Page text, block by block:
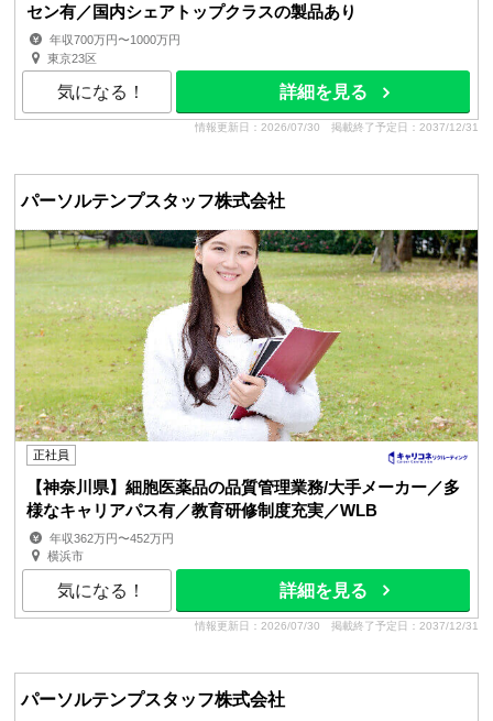
セン有／国内シェアトップクラスの製品あり
年収700万円〜1000万円
東京23区
気になる！ 詳細を見る
情報更新日：2026/07/30 掲載終了予定日：2037/12/31
パーソルテンプスタッフ株式会社
正社員
【神奈川県】細胞医薬品の品質管理業務/大手メーカー／多
様なキャリアパス有／教育研修制度充実／WLB
年収362万円〜452万円
横浜市
気になる！ 詳細を見る
情報更新日：2026/07/30 掲載終了予定日：2037/12/31
パーソルテンプスタッフ株式会社